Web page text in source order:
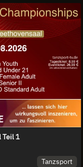
Teil 1
Tanzsport